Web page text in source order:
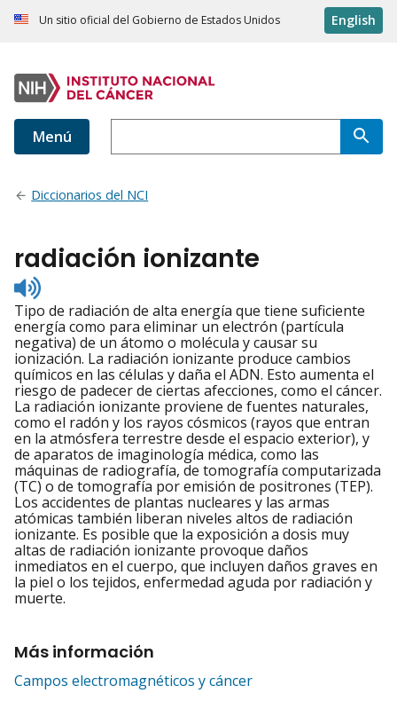
Un sitio oficial del Gobierno de Estados Unidos English
Menú
Diccionarios del NCI
radiación ionizante
Listen
to
pronunciation
Tipo de radiación de alta energía que tiene suficiente
energía como para eliminar un electrón (partícula
negativa) de un átomo o molécula y causar su
ionización. La radiación ionizante produce cambios
químicos en las células y daña el ADN. Esto aumenta el
riesgo de padecer de ciertas afecciones, como el cáncer.
La radiación ionizante proviene de fuentes naturales,
como el radón y los rayos cósmicos (rayos que entran
en la atmósfera terrestre desde el espacio exterior), y
de aparatos de imaginología médica, como las
máquinas de radiografía, de tomografía computarizada
(TC) o de tomografía por emisión de positrones (TEP).
Los accidentes de plantas nucleares y las armas
atómicas también liberan niveles altos de radiación
ionizante. Es posible que la exposición a dosis muy
altas de radiación ionizante provoque daños
inmediatos en el cuerpo, que incluyen daños graves en
la piel o los tejidos, enfermedad aguda por radiación y
muerte.
Más información
Campos electromagnéticos y cáncer